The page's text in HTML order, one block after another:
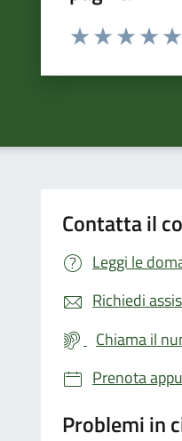
Valuta da 1 a 5 stelle
Contatta il
Leggi le
Richiedi
Chiama il
Prenota
Problemi in